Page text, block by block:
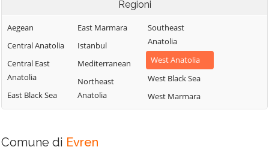
Regioni
Aegean
Central Anatolia
Central East
Anatolia
East Black Sea
East Marmara
Istanbul
Mediterranean
Northeast
Anatolia
Southeast
Anatolia
West Anatolia
West Black Sea
West Marmara
Comune di Evren